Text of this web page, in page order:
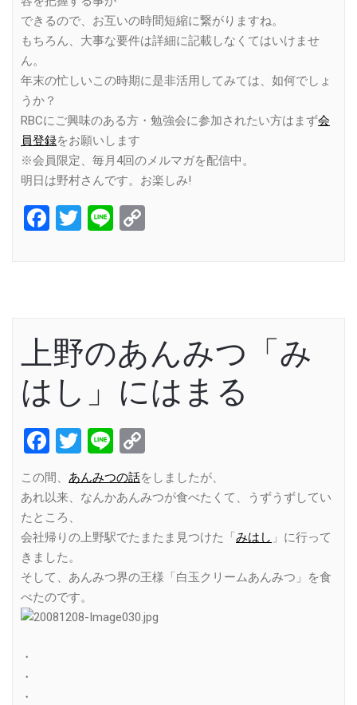
できるので、お互いの時間短縮に繋がりますね。
もちろん、大事な要件は詳細に記載しなくてはいけませ
ん。
年末の忙しいこの時期に是非活用してみては、如何でしょ
うか？
RBCにご興味のある方・勉強会に参加されたい方はまず会
員登録をお願いします
※会員限定、毎月4回のメルマガを配信中。
明日は野村さんです。お楽しみ!
Facebook
Twitter
Line
上野のあんみつ「み
はし」にはまる
Facebook
Twitter
Line
Link
この間、 あんみつの話をしましたが、
あれ以来、なんかあんみつが食べたくて、うずうずしてい
たところ、
会社帰りの上野駅でたまたま見つけた「みはし 」に行って
きました。
そして、あんみつ界の王様「白玉クリームあんみつ」を食
べたのです。
・
・
・